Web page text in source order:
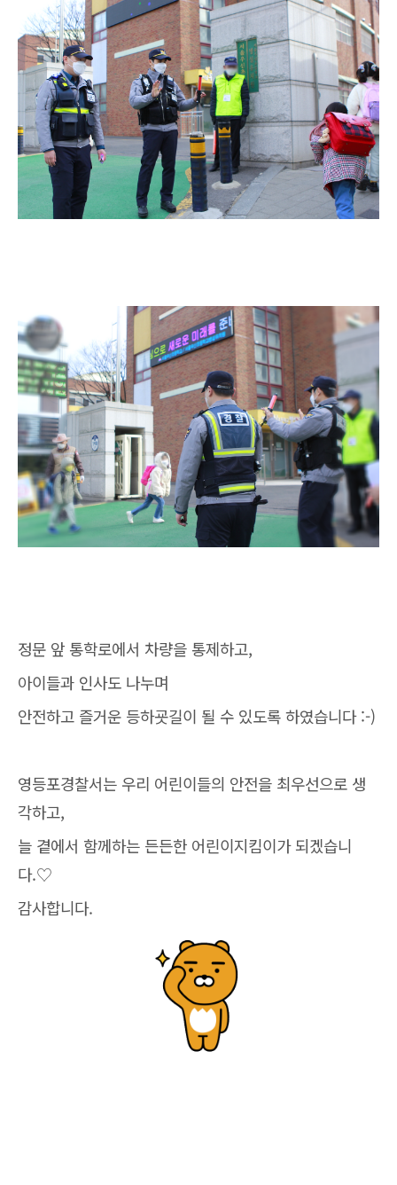
정문 앞 통학로에서 차량을 통제하고,
아이들과 인사도 나누며
안전하고 즐거운 등하굣길이 될 수 있도록 하였습니다 :-)
영등포경찰서는 우리 어린이들의 안전을 최우선으로 생
각하고,
늘 곁에서 함께하는 든든한 어린이지킴이가 되겠습니
다.♡
감사합니다.